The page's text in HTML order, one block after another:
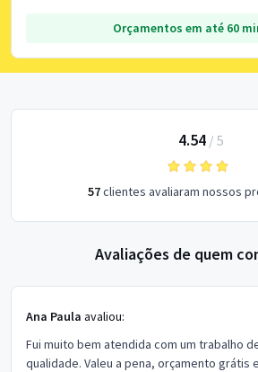
Orçamentos em até 60
4.54/ 5
57clientes avaliaram nossos
Avaliações de quem
Ana Paula avaliou:
Fui muito bem atendida com um trabalho
qualidade. Valeu a pena, orçamento grátis